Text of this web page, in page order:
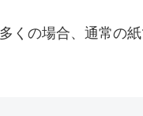
くの場合、通常の